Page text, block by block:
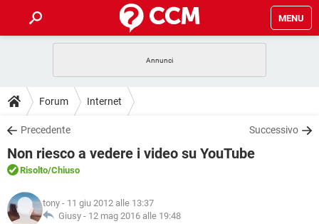
MENU
INTRATTENIMENTO
iOS
INSTAGRAM WHATSAPP
TIKTOK
HARDWARE
GUIDE
COVID-19
iOS
INSTAGRAM
TIKTOK FACEBOOK
DOWNLOAD
COVID-19 GAMING
INTRATTENIMENTO
iOS
FORUM
COVID-19
INTRATTENIMENTO ANDROID
GLOSSARIO
Forum Internet
Precedente Successivo
Non riesco a vedere i video su YouTube
Risolto/Chiuso
tony - 11 giu 2012 alle 13:37
Giusy - 12 mag 2016 alle 19:48